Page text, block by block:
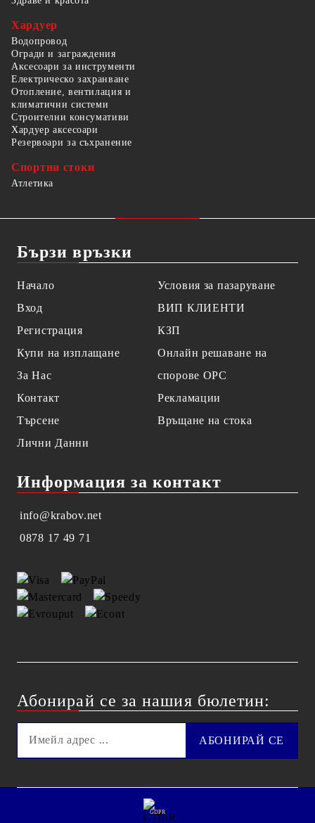
Хардуер
Водопровод
Огради и заграждения
Аксесоари за инструменти
Електрическо захранване
Отопление, вентилация и
климатични системи
Строителни консумативи
Хардуер аксесоари
Резервоари за съхранение
Спортни стоки
Атлетика
Бързи връзки
Начало
Вход
Регистрация
Купи на изплащане
За Нас
Контакт
Търсене
Лични Данни
Условия за пазаруване
ВИП КЛИЕНТИ
КЗП
Онлайн решаване на
спорове OPC
Рекламации
Връщане на стока
Информация за контакт
info@krabov.net
0878 17 49 71
Абонирай се за нашия бюлетин:
GDPR